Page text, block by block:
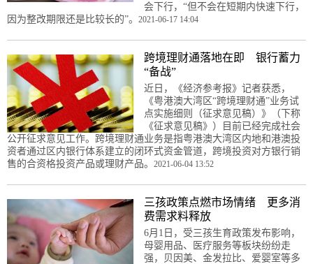
会下行，“但不会在短期内快速下行，
因为整改期限还是比较长的”。 2021-06-17 14:04
跨境理财通落地在即 银行蓄力
“备战”
近日，《经济参考报》记者获悉，
《粤港澳大湾区“跨境理财通”业务试
点实施细则（征求意见稿）》（下称
《征求意见稿》）目前已经完成社会
公开征求意见工作。跨境理财通业务是指粤港澳大湾区内地和港澳投
资者通过区内银行体系建立的闭环式资金管道，跨境投资对方银行销
售的合资格投资产品或理财产品。 2021-06-04 13:52
三孩政策点燃市场情绪 更多消
费需求料释放
6月1日，受三孩生育政策发布影响，
母婴用品、医疗服务等板块纷纷走
强，贝因美、金发拉比、爱婴室等多